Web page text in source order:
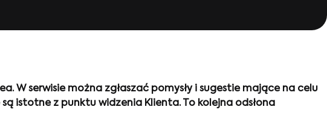
W serwisie można zgłaszać pomysły i sugestie mające na celu
istotne z punktu widzenia Klienta. To kolejna odsłona